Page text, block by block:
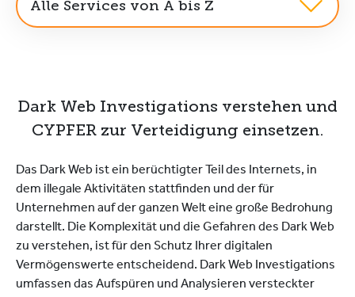
Alle Services von A bis Z
Dark Web Investigations verstehen und
CYPFER zur Verteidigung einsetzen.
Das Dark Web ist ein berüchtigter Teil des Internets, in
dem illegale Aktivitäten stattfinden und der für
Unternehmen auf der ganzen Welt eine große Bedrohung
darstellt. Die Komplexität und die Gefahren des Dark Web
zu verstehen, ist für den Schutz Ihrer digitalen
Vermögenswerte entscheidend. Dark Web Investigations
umfassen das Aufspüren und Analysieren versteckter